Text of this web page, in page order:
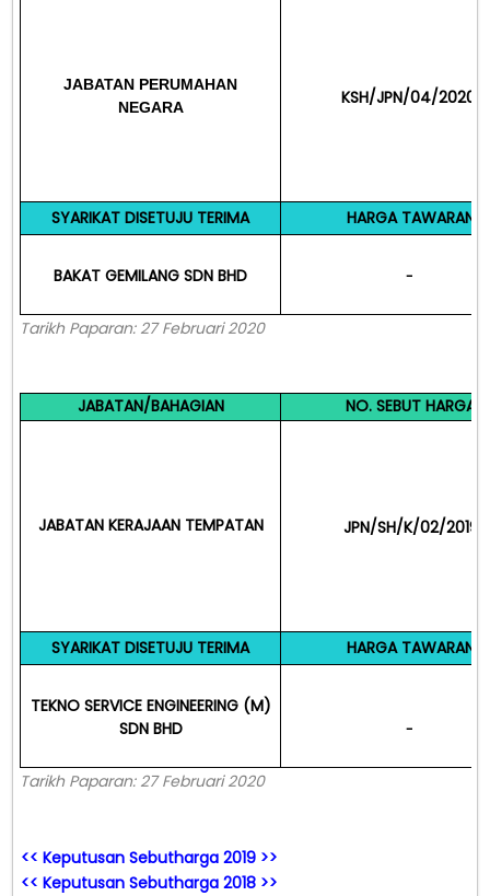
JABATAN PERUMAHAN
NEGARA
KSH/JPN/04/2020
SYARIKAT DISETUJU TERIMA HARGA TAWARAN
BAKAT GEMILANG SDN BHD -
Tarikh Paparan: 27 Februari 2020
JABATAN/BAHAGIAN NO. SEBUT HARGA
JABATAN KERAJAAN TEMPATAN JPN/SH/K/02/2019
SYARIKAT DISETUJU TERIMA HARGA TAWARAN
TEKNO SERVICE ENGINEERING (M)
SDN BHD
-
Tarikh Paparan: 27 Februari 2020
<< Keputusan Sebutharga 2019 >>
<< Keputusan Sebutharga 2018 >>